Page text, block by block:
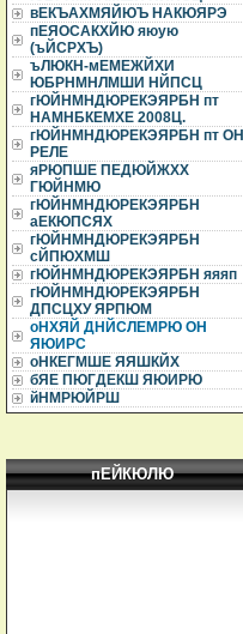
вЕКЪАХМЯЙЮЪ НАКЮЯРЭ
пЕЯОСАКХЙЮ яюую
(ъЙСРХЪ)
ъЛЮКН-мЕМЕЖЙХИ
ЮБРНМНЛМШИ НЙПСЦ
гЮЙНМНДЮРЕКЭЯРБН пт
НАМНБКЕМХЕ 2008Ц.
гЮЙНМНДЮРЕКЭЯРБН пт ОН
РЕЛЕ
яРЮПШЕ ПЕДЮЙЖХХ
ГЮЙНМЮ
гЮЙНМНДЮРЕКЭЯРБН
аЕКЮПСЯХ
гЮЙНМНДЮРЕКЭЯРБН
сЙПЮХМШ
гЮЙНМНДЮРЕКЭЯРБН яяяп
гЮЙНМНДЮРЕКЭЯРБН
ДПСЦХУ ЯРПЮМ
оНХЯЙ ДНЙСЛЕМРЮ ОН
ЯЮИРС
оНКЕГМШЕ ЯЯШКЙХ
бЯЕ ПЮГДЕКШ ЯЮИРЮ
йНМРЮЙРШ
пЕЙКЮЛЮ